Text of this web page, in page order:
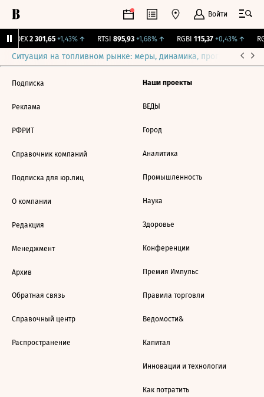
Войти
IMOEX 2 301,65 +1,43%↑ RTSI 895,93 +1,68%↑ RGBI 115,37 +0,43%↑
Ситуация на топливном рынке: меры, динамика, прогнозы
Подписка
Реклама
РФРИТ
Справочник компаний
Подписка для юр.лиц
О компании
Редакция
Менеджмент
Архив
Обратная связь
Справочный центр
Распространение
Наши проекты
ВЕДЫ
Город
Аналитика
Промышленность
Наука
Здоровье
Конференции
Премия Импульс
Правила торговли
Ведомости&
Капитал
Инновации и технологии
Как потратить